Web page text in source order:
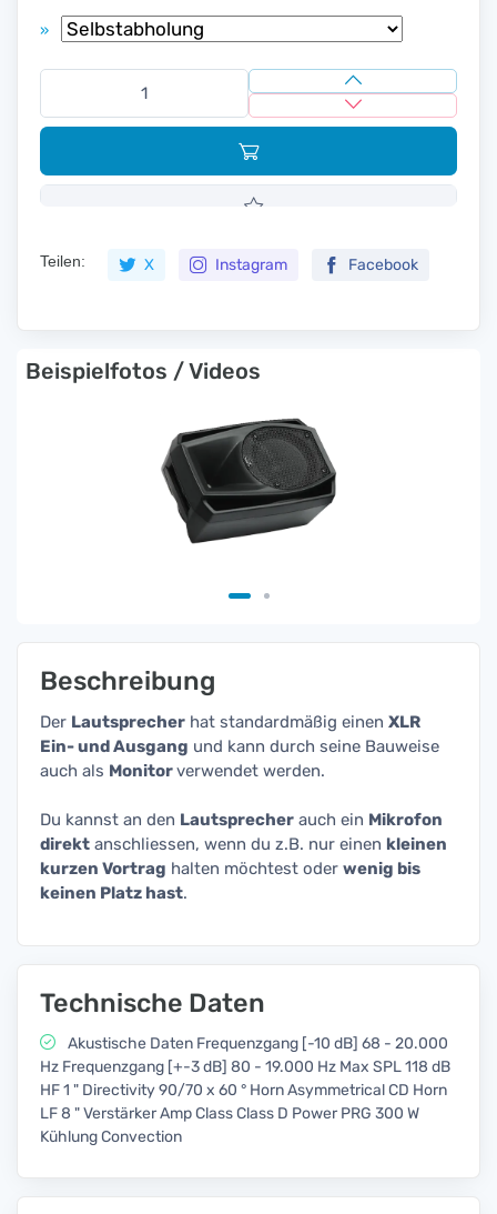
»
Teilen: X Instagram Facebook
Beispielfotos / Videos
Beschreibung
Der Lautsprecher hat standardmäßig einen XLR
Ein- und Ausgang und kann durch seine Bauweise
auch als Monitorverwendet werden.
Du kannst an den Lautsprecher auch ein Mikrofon
direkt anschliessen, wenn du z.B. nur einen kleinen
kurzen Vortrag halten möchtest oder wenig bis
keinen Platz hast.
Technische Daten
Akustische Daten Frequenzgang [-10 dB] 68 - 20.000
Hz Frequenzgang [+-3 dB] 80 - 19.000 Hz Max SPL 118 dB
HF 1 " Directivity 90/70 x 60 ° Horn Asymmetrical CD Horn
LF 8 " Verstärker Amp Class Class D Power PRG 300 W
Kühlung Convection